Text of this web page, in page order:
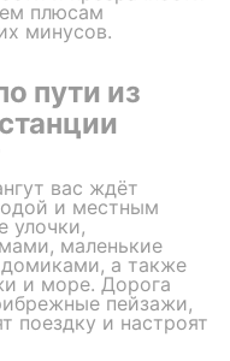
плюсам
минусов.
пути из
вас ждёт
и местным
улочки,
маленькие
а также
и море. Дорога
пейзажи,
поездку и настроят